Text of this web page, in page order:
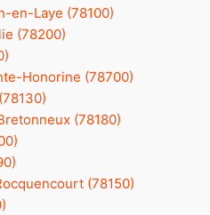
en-Laye (78100)
(78200)
Honorine (78700)
(78180)
(78150)